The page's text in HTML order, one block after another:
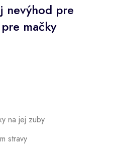
nevýhod pre
mačky
na jej zuby
stravy